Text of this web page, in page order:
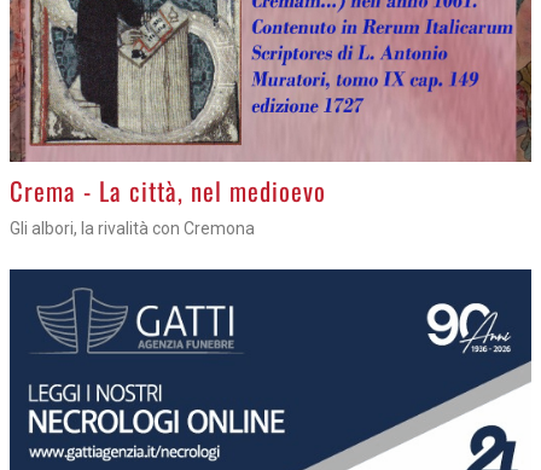
Crema - La città, nel medioevo
Gli albori, la rivalità con Cremona